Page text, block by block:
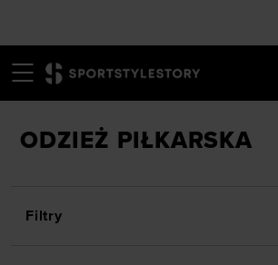
SportStyleStory
ODZIEŻ PIŁKARSKA
Filtry